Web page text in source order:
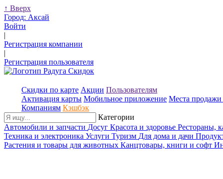
↑ Вверх
Город: Аксай
Войти
|
Регистрация компании
|
Регистрация пользователя
Скидки по карте Акции Пользователям
Активация карты Мобильное приложение Места продажи
Компаниям Кэшбэк
Категории
Автомобили и запчасти Досуг Красота и здоровье Рестораны,
Техника и электроника Услуги Туризм Для дома и дачи
Растения и товары для животных Канцтовары, книги и софт